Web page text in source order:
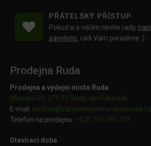
PŘÁTELSKÝ PŘÍSTUP
Pokud si s něčím nevíte rady,
zavolejte, rádi Vám poradíme :)
Prodejna Ruda
Prodejna a výdejní místo Ruda
Mlýnská 59, 271 01 Ruda, okr.Rakovník
E-mail: obchod@zahradnicentrumbelousek.cz
Telefon na prodejnu: +420 739 350 703
Otevírací doba